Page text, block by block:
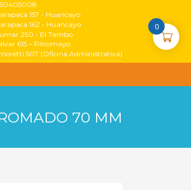
157 - Huancayo
162 - Huancayo
250 - El Tambo
615 – Pilcomayo
507 (Oficina Administrativa)
70 MM
0